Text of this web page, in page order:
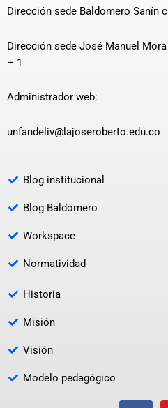
Dirección sede Baldomero Sanín
Dirección sede José Manuel
– 1
Administrador web:
unfandeliv@lajoseroberto.edu.co
Blog institucional
Blog Baldomero
Workspace
Normatividad
Historia
Misión
Visión
Modelo pedagógico